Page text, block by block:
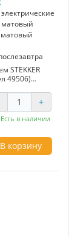
STEKKER
49506)
Модель
черным
Основные
от короткого
дома или
+
Есть в наличии
В корзину